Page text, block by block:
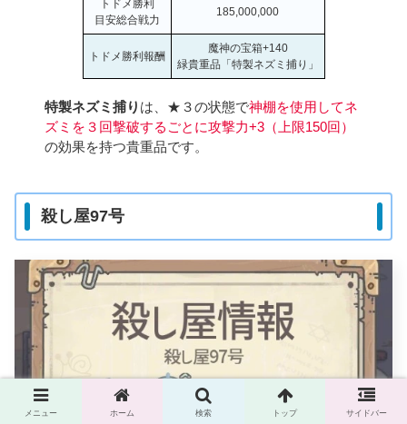
トドメ勝利
目安総合戦力
185,000,000
トドメ勝利報酬
魔神の宝箱+140
緑貴重品「特製ネズミ捕り」
特製ネズミ捕り は、★３の状態で神棚を使用してネ
ズミを３回撃破するごとに攻撃力+3（上限150回）
の効果を持つ貴重品です。
殺し屋97号
メニュー ホーム 検索 トップ サイドバー